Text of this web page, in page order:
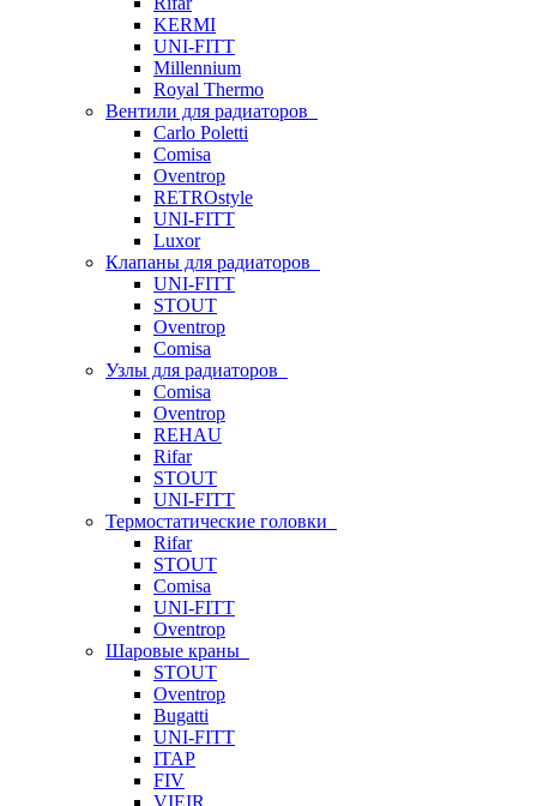
KERMI
UNI-FITT
Millennium
Royal Thermo
Вентили для радиаторов
Carlo Poletti
Comisa
Oventrop
RETROstyle
UNI-FITT
Luxor
Клапаны для радиаторов
UNI-FITT
STOUT
Oventrop
Comisa
Узлы для радиаторов
Comisa
Oventrop
REHAU
Rifar
STOUT
UNI-FITT
Термостатические головки
Rifar
STOUT
Comisa
UNI-FITT
Oventrop
Шаровые краны
STOUT
Oventrop
Bugatti
UNI-FITT
ITAP
FIV
VIEIR